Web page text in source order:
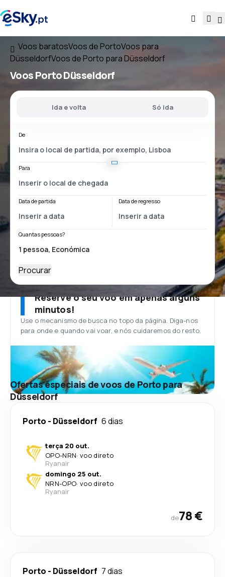
Voos baratosVoos de PortoVoos para
DüsseldorfVoos de Porto para Düsseldorf
VoosPorto Düsseldorf
Ida e volta Só ida
De
Para
Data de partida Data de regresso
Quantas pessoas?
Procurar
Reserve o seu voo em apenas alguns
minutos!
Use o mecanismo de busca no topo da página. Diga-nos
para onde e quando vai voar, e nós cuidaremos do resto.
Ofertas especiais de voos de Porto para
Düsseldorf
Porto - Düsseldorf 6 dias
terça 20 out.
OPO-NRN· voo direto
Ryanair
domingo 25 out.
NRN-OPO· voo direto
Ryanair
de78 €
Porto - Düsseldorf 7 dias